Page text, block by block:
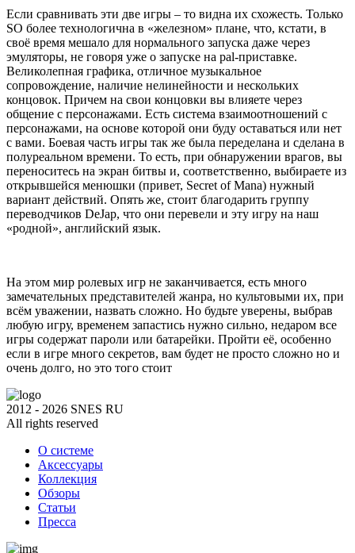
Если сравнивать эти две игры – то видна их схожесть. Только
SO более технологична в «железном» плане, что, кстати, в
своё время мешало для нормального запуска даже через
эмуляторы, не говоря уже о запуске на pal-приставке.
Великолепная графика, отличное музыкальное
сопровождение, наличие нелинейности и нескольких
концовок. Причем на свои концовки вы влияете через
общение с персонажами. Есть система взаимоотношений с
персонажами, на основе которой они буду оставаться или нет
с вами. Боевая часть игры так же была переделана и сделана в
полуреальном времени. То есть, при обнаружении врагов, вы
переноситесь на экран битвы и, соответственно, выбираете из
открывшейся менюшки (привет, Secret of Mana) нужный
вариант действий. Опять же, стоит благодарить группу
переводчиков DeJap, что они перевели и эту игру на наш
«родной», английский язык.
На этом мир ролевых игр не заканчивается, есть много
замечательных представителей жанра, но культовыми их, при
всём уважении, назвать сложно. Но будьте уверены, выбрав
любую игру, временем запастись нужно сильно, недаром все
игры содержат пароли или батарейки. Пройти её, особенно
если в игре много секретов, вам будет не просто сложно но и
очень долго, но это того стоит
2012 - 2026 SNES RU
All rights reserved
О системе
Аксессуары
Коллекция
Обзоры
Статьи
Пресса